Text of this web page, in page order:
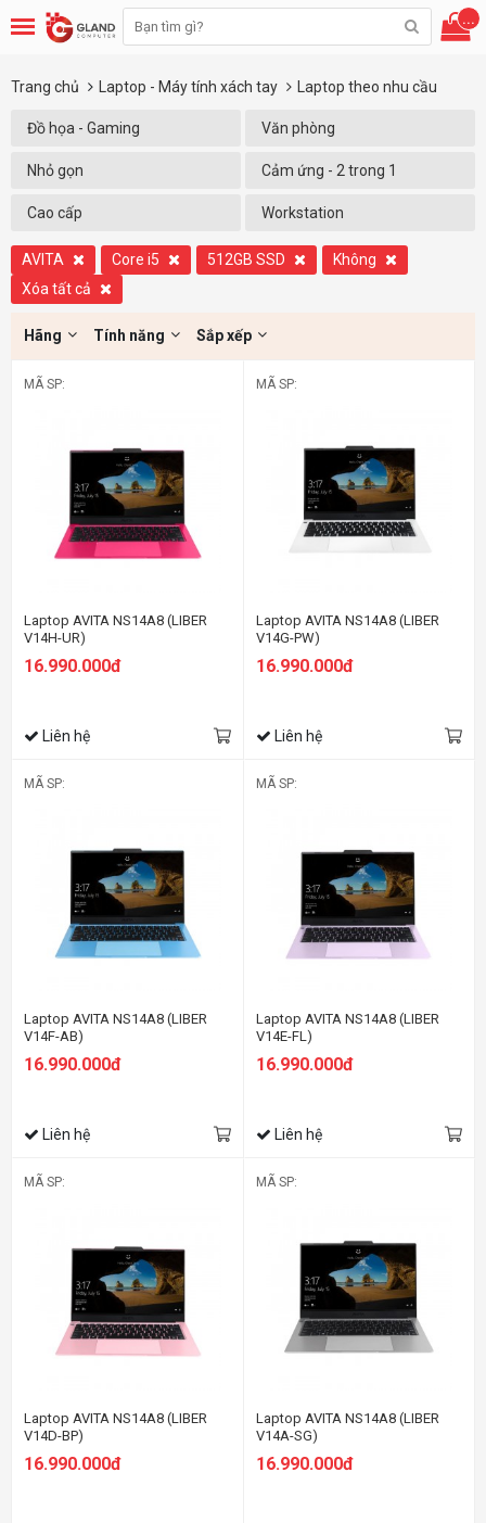
...
Trang chủ Laptop - Máy tính xách tay Laptop theo nhu cầu
Đồ họa - Gaming Văn phòng
Nhỏ gọn Cảm ứng - 2 trong 1
Cao cấp Workstation
AVITA Core i5 512GB SSD
Không
Xóa tất cả
Hãng Tính năng Sắp xếp
MÃ SP:
Laptop AVITA NS14A8 (LIBER
V14H-UR)
16.990.000đ
Liên hệ
MÃ SP:
Laptop AVITA NS14A8 (LIBER
V14G-PW)
16.990.000đ
Liên hệ
MÃ SP:
Laptop AVITA NS14A8 (LIBER
V14F-AB)
16.990.000đ
Liên hệ
MÃ SP:
Laptop AVITA NS14A8 (LIBER
V14E-FL)
16.990.000đ
Liên hệ
MÃ SP:
Laptop AVITA NS14A8 (LIBER
V14D-BP)
16.990.000đ
MÃ SP:
Laptop AVITA NS14A8 (LIBER
V14A-SG)
16.990.000đ